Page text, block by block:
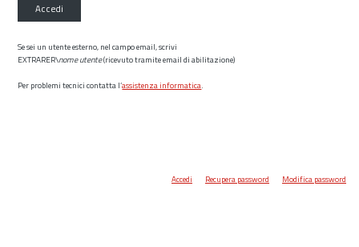
Accedi
Se sei un utente esterno, nel campo email, scrivi
EXTRARER\nome utente(ricevuto tramite email di abilitazione)
Per problemi tecnici contatta l’assistenza informatica.
Accedi Recupera password Modifica password